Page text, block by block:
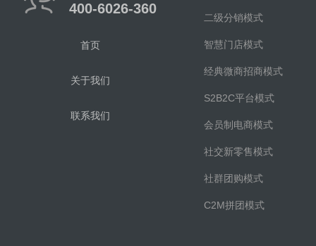
400-6026-360
首页
关于我们
联系我们
二级分销模式
智慧门店模式
经典微商招商模式
S2B2C平台模式
会员制电商模式
社交新零售模式
社群团购模式
C2M拼团模式